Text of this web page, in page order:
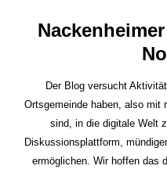
Der Blog versucht
Ortsgemeinde haben, also mit
sind, in die digitale Welt
Diskussionsplattform,
ermöglichen. Wir hoffen das